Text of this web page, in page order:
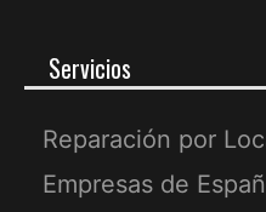
Servicios
Reparación por
Empresas de